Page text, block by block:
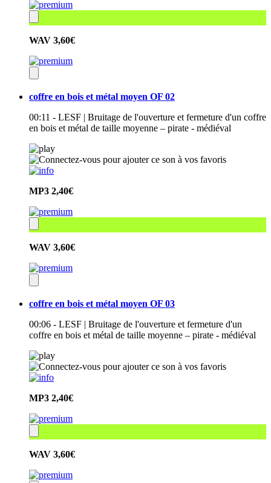
WAV 3,60€
coffre en bois et métal moyen OF 02
00:11 - LESF | Bruitage de l'ouverture et fermeture d'un coffre
en bois et métal de taille moyenne – pirate - médiéval
MP3 2,40€
WAV 3,60€
coffre en bois et métal moyen OF 03
00:06 - LESF | Bruitage de l'ouverture et fermeture d'un
coffre en bois et métal de taille moyenne – pirate - médiéval
MP3 2,40€
WAV 3,60€